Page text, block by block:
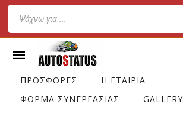
Products
search
ΠΡΟΣΦΟΡΕΣ
Η ΕΤΑΙΡΙΑ
ΦΟΡΜΑ ΣΥΝΕΡΓΑΣΙΑΣ
GALLERY